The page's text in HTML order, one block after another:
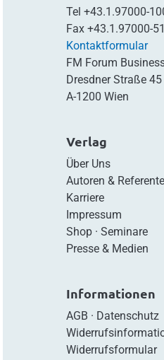
Tel +43.1.97000-
Fax +43.1.97000-
Kontaktformular
FM Forum
Dresdner Straße 45
A-1200 Wien
Verlag
Über Uns
Autoren &
Karriere
Impressum
Shop· Seminare
Presse & Medien
Informationen
AGB · Datenschutz
Widerrufsformular